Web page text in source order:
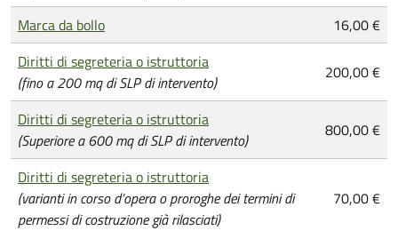
Marca da bollo
16,00 €
Diritti di segreteria o istruttoria
(fino a 200 mq di SLP di intervento)
200,00 €
Diritti di segreteria o istruttoria
(Superiore a 600 mq di SLP di intervento)
800,00 €
Diritti di segreteria o istruttoria
(varianti in corso d’opera o proroghe dei termini di
permessi di costruzione già rilasciati)
70,00 €